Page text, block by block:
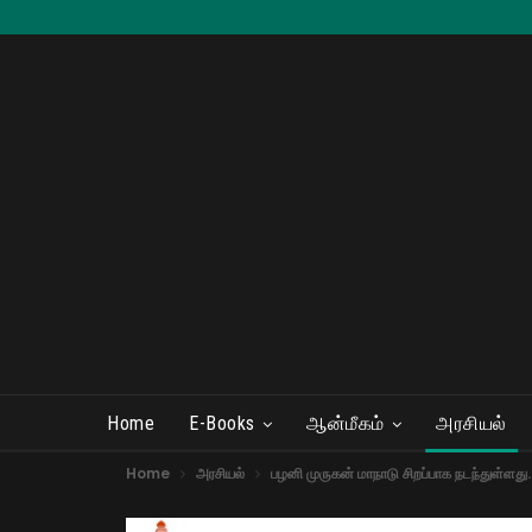
Home E-Books ஆன்மீகம் அரசியல்
Home அரசியல் பழனி முருகன் மாநாடு சிறப்பாக